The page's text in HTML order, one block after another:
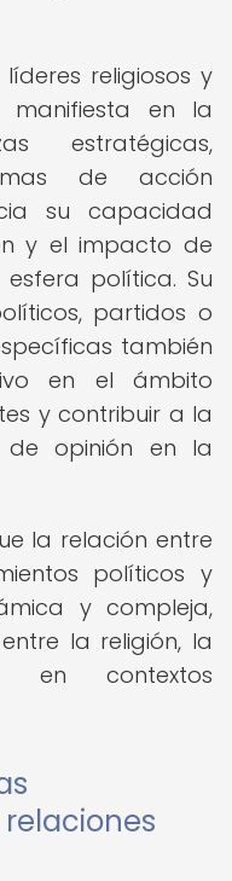
religiosos y
manifiesta en la
estratégicas,
de acción
su capacidad
y el impacto de
política. Su
partidos o
también
en el ámbito
y contribuir a la
de opinión en la
la relación entre
políticos y
y compleja,
la religión, la
contextos